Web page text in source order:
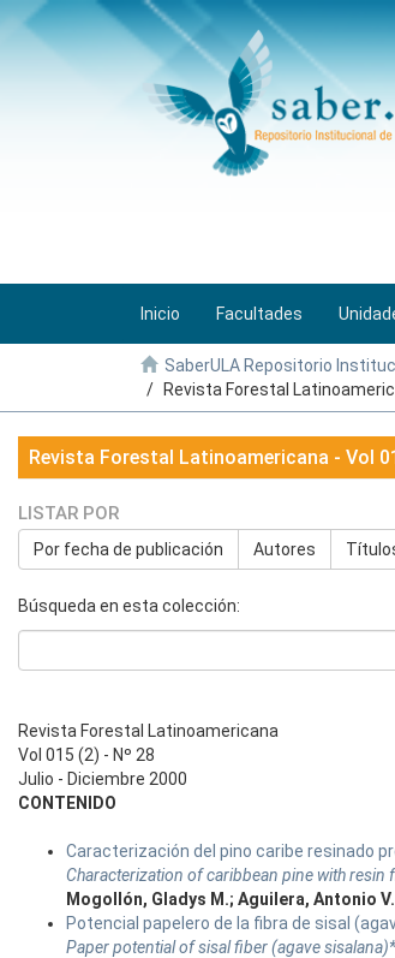
Inicio Facultades
SaberULA Repositorio
Revista Forestal
Revista Forestal Latinoamericana - Vol
LISTAR POR
Por fecha de publicación Autores
Búsqueda en esta colección:
Revista Forestal Latinoamericana
Vol 015 (2) - Nº 28
Julio - Diciembre 2000
CONTENIDO
Caracterización del pino caribe resinado
Characterization of caribbean pine with resin
Mogollón, Gladys M.; Aguilera, Antonio
Potencial papelero de la fibra de sisal
Paper potential of sisal fiber (agave sisalana)*